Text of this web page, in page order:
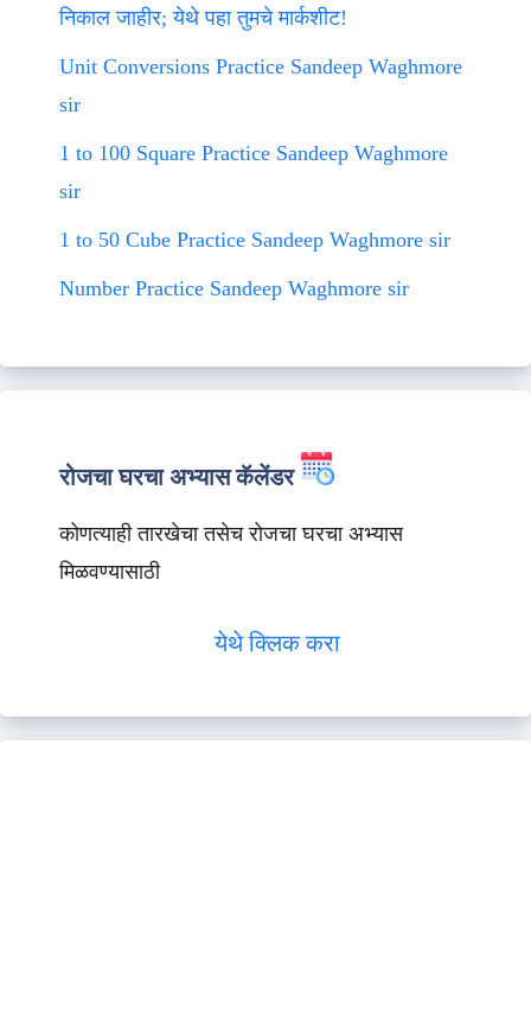
निकाल जाहीर; येथे पहा तुमचे मार्कशीट!
Unit Conversions Practice Sandeep Waghmore
sir
1 to 100 Square Practice Sandeep Waghmore
sir
1 to 50 Cube Practice Sandeep Waghmore sir
Number Practice Sandeep Waghmore sir
रोजचा घरचा अभ्यास कॅलेंडर
कोणत्याही तारखेचा तसेच रोजचा घरचा अभ्यास
मिळवण्यासाठी
येथे क्लिक करा